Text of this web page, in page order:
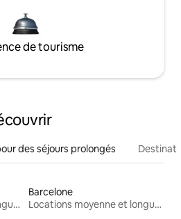
de tourisme
des séjours prolongés
Locations moyenne et longue durée
Barcelone
Locations moyenne et longue durée